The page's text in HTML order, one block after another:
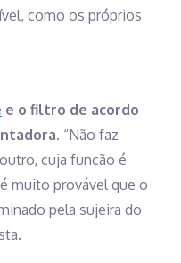
como os próprios
e o filtro de acordo
“Não faz
cuja função é
muito provável que o
pela sujeira do